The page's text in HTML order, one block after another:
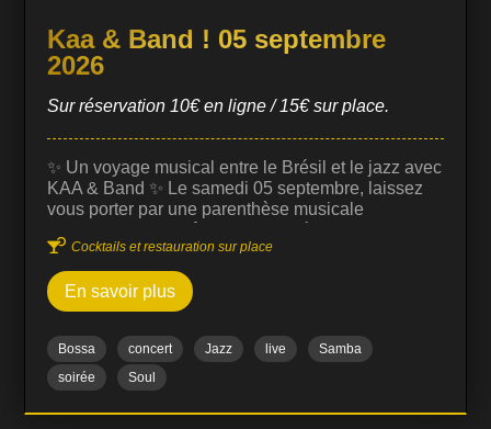
Kaa & Band ! 05 septembre
2026
Sur réservation 10€ en ligne / 15€ sur place.
✨ Un voyage musical entre le Brésil et le jazz avec
KAA & Band ✨ Le samedi 05 septembre, laissez
vous porter par une parenthèse musicale
Jazz Club Biarritz, en compagnie de Kaa,
chanteuse à la voix puissante, délicate et
profondément expressive, qui vous plonge
instantanément dans l’âme de la musique
brésilienne. Artiste accomplie, elle a notamment
ouvert le concert de Bob Dylan au Brésil et s’est
produite en tournée à travers l’Amérique latine et
l’Europe, construisant un univers riche, vibrant et
authentique. Avec son quartet, elle revisite les
 Cocktails et restauration sur place
En savoir plus
Bossa concert Jazz live
Samba
soirée
Soul